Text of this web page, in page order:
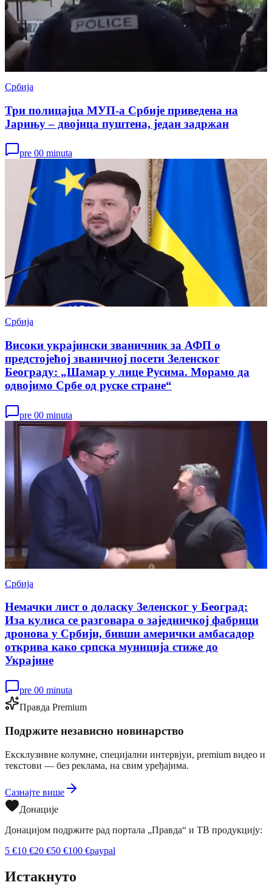
Србија
Три полицајца МУП-а Србије приведена на
Јарињу – двојица пуштена, један задржан
pre 00 minuta
Србија
Високи украјински званичник за АФП о
предстојећој званичној посети Зеленског
Београду: „Шамар у лице Русима. Морамо да
одвојимо Србе од руске стране“
pre 00 minuta
Србија
Немачки лист о доласку Зеленског у Београд:
Иза кулиса се разговара о заједничкој фабрици
дронова у Србији, бивши амерички амбасадор
открива како српска муниција стиже до
Украјине
pre 00 minuta
Правда Premium
Подржите независно новинарство
Ексклузивне колумне, специјални интервјуи, premium видео и
текстови — без реклама, на свим уређајима.
Сазнајте више
Донације
Донацијом подржите рад портала „Правда“ и ТВ продукцију:
5 €10 €20 €50 €100 €paypal
Истакнуто